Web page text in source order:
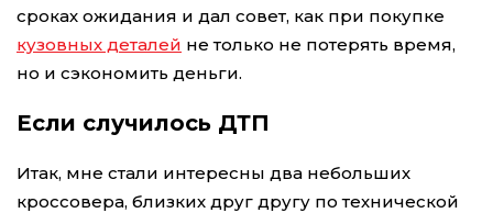
сроках ожидания и дал совет, как при покупке
кузовных деталей не только не потерять время,
но и сэкономить деньги.
Если случилось ДТП
Итак, мне стали интересны два небольших
кроссовера, близких друг другу по технической